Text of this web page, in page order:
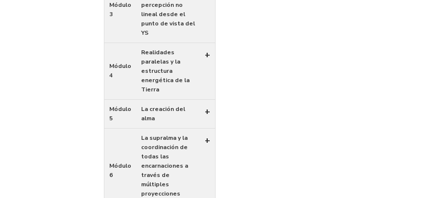
Módulo
3
percepción no
lineal desde el
punto de vista del
YS
Módulo
4
Realidades
paralelas y la
estructura
energética de la
Tierra
+
Módulo
5
La creación del
alma
+
Módulo
6
La supralma y la
coordinación de
todas las
encarnaciones a
través de
múltiples
proyecciones
+